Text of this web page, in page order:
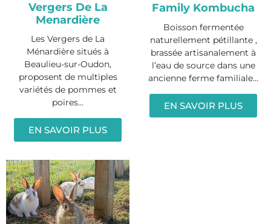
Vergers De La
Menardière
Les Vergers de La
Ménardière situés à
Beaulieu-sur-Oudon,
proposent de multiples
variétés de pommes et
poires...
EN SAVOIR PLUS
Family Kombucha
Boisson fermentée
naturellement pétillante ,
brassée artisanalement à
l’eau de source dans une
ancienne ferme familiale...
EN SAVOIR PLUS